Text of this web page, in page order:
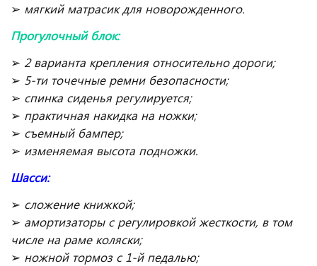
➢ мягкий матрасик для новорожденного.
Прогулочный блок:
➢ 2 варианта крепления относительно дороги;
➢ 5-ти точечные ремни безопасности;
➢ спинка сиденья регулируется;
➢ практичная накидка на ножки;
➢ съемный бампер;
➢ изменяемая высота подножки.
Шасси:
➢ сложение книжкой;
➢ амортизаторы с регулировкой жесткости, в том
числе на раме коляски;
➢ ножной тормоз с 1-й педалью;